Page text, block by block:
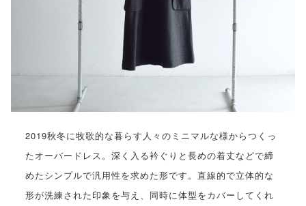
2019秋冬に牧歌的な暮らす人々のミニマルな様からつくっ
たオーバードレス。深く入る衿ぐりと長めの着丈などで締
めたシンプルで汎用性を求めた形です。直線的で立体的な
形が洗練された印象を与え、同時に体型をカバーしてくれ